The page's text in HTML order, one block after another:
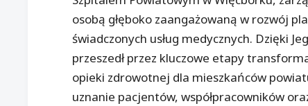
osobą głęboko zaangażowaną w rozwój
świadczonych usług medycznych. Dzięki
przeszedł przez kluczowe etapy
opieki zdrowotnej dla mieszkańców
uznanie pacjentów, współpracowników